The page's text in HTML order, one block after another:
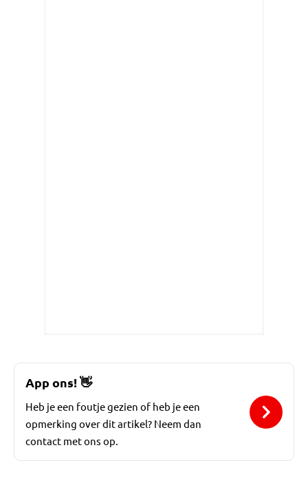
App ons!👋
Heb je een foutje gezien of heb je een
opmerking over dit artikel? Neem dan
contact met ons op.